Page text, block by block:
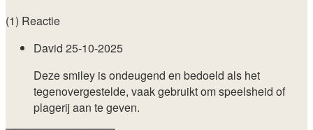
(1) Reactie
David 25-10-2025
Deze smiley is ondeugend en bedoeld als het
tegenovergestelde, vaak gebruikt om speelsheid of
plagerij aan te geven.